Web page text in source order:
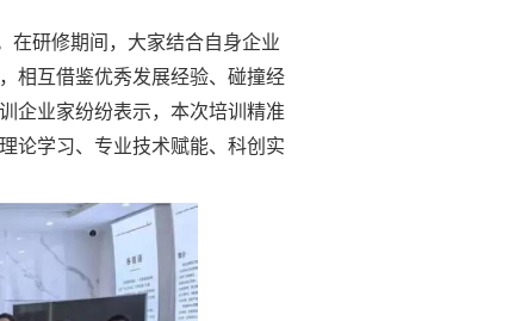
在研修期间 ，大家结合自身企业
相互借鉴优秀发展经验、碰撞经
企业家纷纷表示，本次培训精准
论学习、专业技术赋能、科创实